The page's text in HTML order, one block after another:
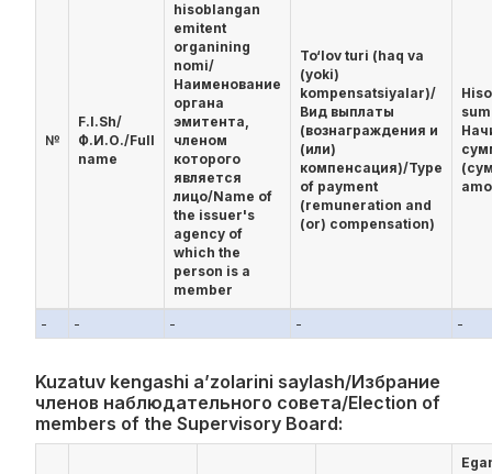
№
F.I.Sh/
Ф.И.О./Full
name
hisoblangan
emitent
organining
nomi/
Наименование
органа
эмитента,
членом
которого
является
лицо/Name of
the issuer's
agency of
which the
person is a
member
To‘lov turi (haq va
(yoki)
kompensatsiyalar)/
Вид выплаты
(вознаграждения и
(или)
компенсация)/Type
of payment
(remuneration and
(or) compensation)
- - - - -
Kuzatuv kengashi a’zolarini saylash/Избрание
членов наблюдательного совета/Election of
members of the Supervisory Board: